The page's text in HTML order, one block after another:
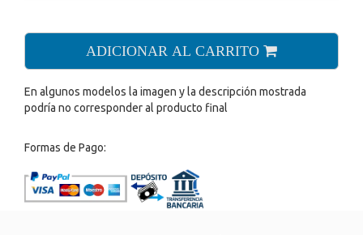
ADICIONAR AL CARRITO
En algunos modelos la imagen y la descripción mostrada
podría no corresponder al producto final
Formas de Pago: